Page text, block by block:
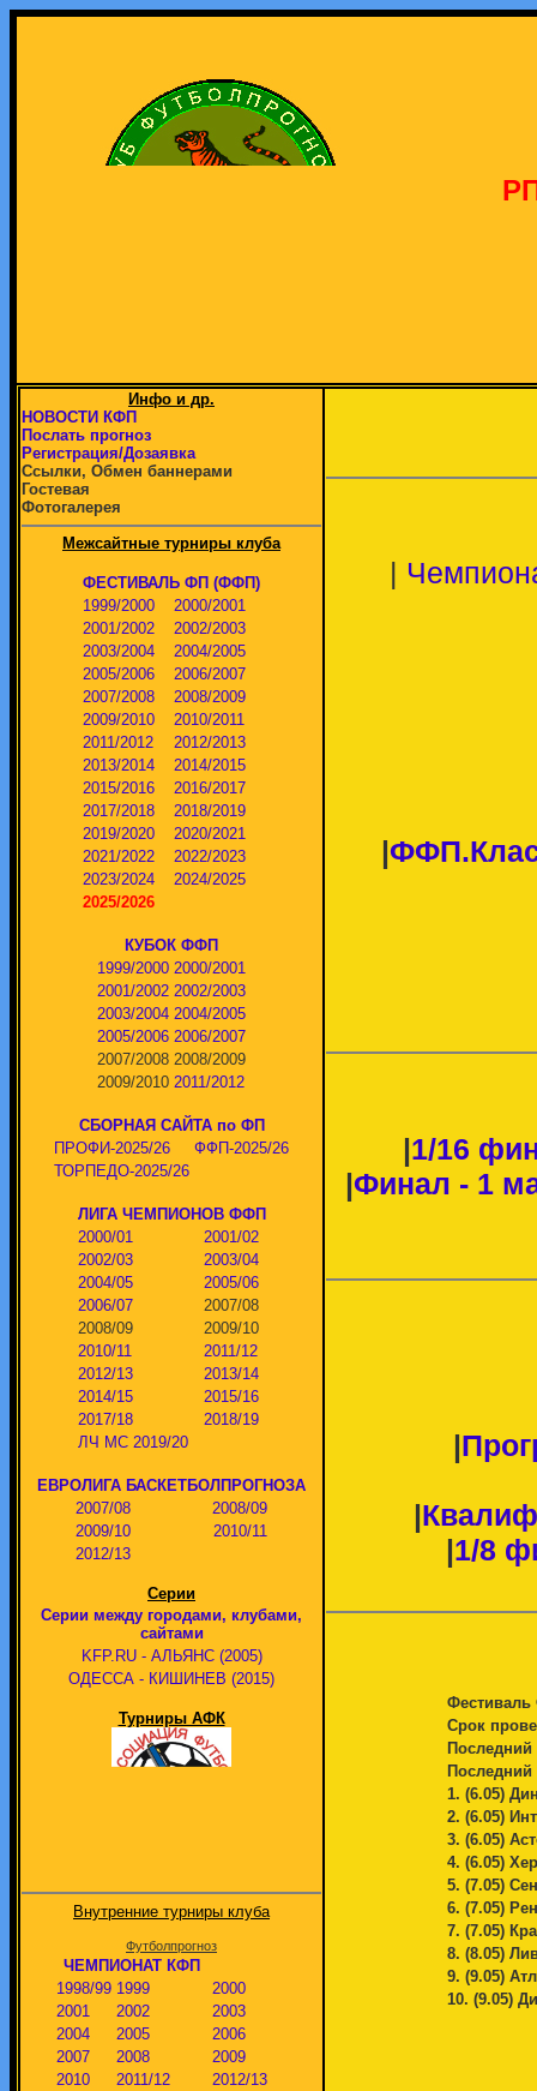
Инфо и др.
НОВОСТИ КФП
Послать прогноз
Регистрация/Дозаявка
Ссылки, Обмен баннерами
Гостевая
Фотогалерея
Межсайтные турниры клуба
ФЕСТИВАЛЬ ФП (ФФП)
1999/2000
2000/2001
2001/2002
2002/2003
2003/2004
2004/2005
2005/2006
2006/2007
2007/2008
2008/2009
2009/2010
2010/2011
2011/2012
2012/2013
2013/2014
2014/2015
2015/2016
2016/2017
2017/2018
2018/2019
2019/2020
2020/2021
2021/2022
2022/2023
2023/2024
2024/2025
2025/2026
КУБОК ФФП
1999/2000 2000/2001
2001/2002 2002/2003
2003/2004 2004/2005
2005/2006 2006/2007
2007/2008 2008/2009
2009/2010 2011/2012
СБОРНАЯ САЙТА по ФП
ПРОФИ-2025/26
ФФП-2025/26
ТОРПЕДО-2025/26
ЛИГА ЧЕМПИОНОВ ФФП
2000/01
2001/02
2002/03
2003/04
2004/05
2005/06
2006/07
2007/08
2008/09
2009/10
2010/11
2011/12
2012/13
2013/14
2014/15
2015/16
2017/18
2018/19
ЛЧ МС 2019/20
ЕВРОЛИГА БАСКЕТБОЛПРОГНОЗА
2007/08
2008/09
2009/10
2010/11
2012/13
Серии
Серии между городами, клубами,
сайтами
KFP.RU - АЛЬЯНС (2005)
ОДЕССА - КИШИНЕВ (2015)
Турниры АФК
Внутренние турниры клуба
Футболпрогноз
ЧЕМПИОНАТ КФП
1998/99 1999
2000
2001
2002
2003
2004
2005
2006
2007
2008
2009
2010
2011/12
2012/13
|
|
|1/16
|Финал - 1
|
|
|1/8
Фестиваль
Срок
Последний
Последний
1. (6.05)
2. (6.05)
3. (6.05)
4. (6.05)
5. (7.05)
6. (7.05)
7. (7.05)
8. (8.05)
9. (9.05)
10. (9.05)